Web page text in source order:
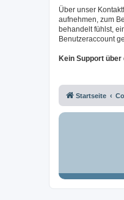
Über unser
aufnehmen, zum
behandelt fühlst,
Benutzeraccount
Kein Support
Startseite